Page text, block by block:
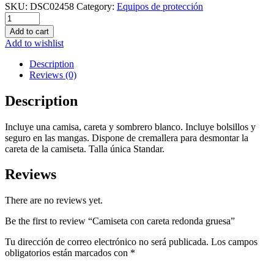
SKU: DSC02458 Category: Equipos de protección
Camiseta
con
careta
redonda
gruesa
quantity
Add to cart
Add to wishlist
Description
Reviews (0)
Description
Incluye una camisa, careta y sombrero blanco. Incluye bolsillos y
seguro en las mangas. Dispone de cremallera para desmontar la
careta de la camiseta. Talla única Standar.
Reviews
There are no reviews yet.
Be the first to review “Camiseta con careta redonda gruesa”
Tu dirección de correo electrónico no será publicada. Los campos
obligatorios están marcados con *